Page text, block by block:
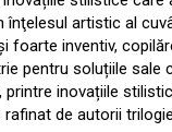
înţelesul artistic al
foarte inventiv,
pentru soluțiile sale
inovațiile
de autorii